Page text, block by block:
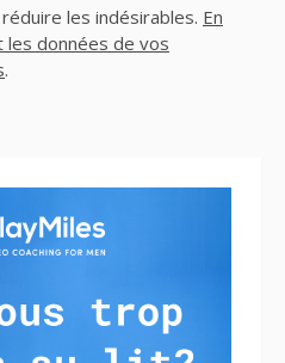
les indésirables. En
les données de vos
.